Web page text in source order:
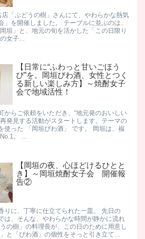
店「ぶどうの樹」さんにて、やわらかな熱気
」を開催しました。 テーブルに並ぶのは、
垣」と、地元の旬を活かした「この日限り
女子...
【日常に“ふわっと甘いごほう
び”を。岡垣びわ酒、女性とつく
る新しい楽しみ方】～焼酎女子
会で地域活性！
からご依頼をいただき、“地元発のおいしい
発見する活動がスタートします。テーマの
使った 「岡垣びわ酒」 です。 岡垣は、福
。 ...
【岡垣の夜、心ほどけるひとと
き】～岡垣焼酎女子会 開催報
告②
りに、丁寧に仕立てられた一皿。 先日の
は、そんな、やわらかな時間が静かに流れ
の樹」の料理長が、この日のために用意し
と「びわ酒」の個性をそっと引き立て...